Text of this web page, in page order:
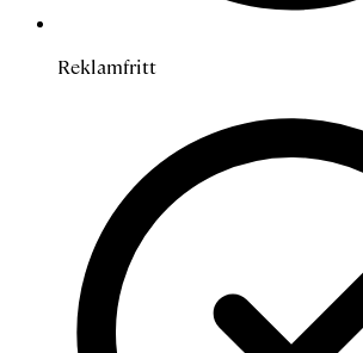
Reklamfritt